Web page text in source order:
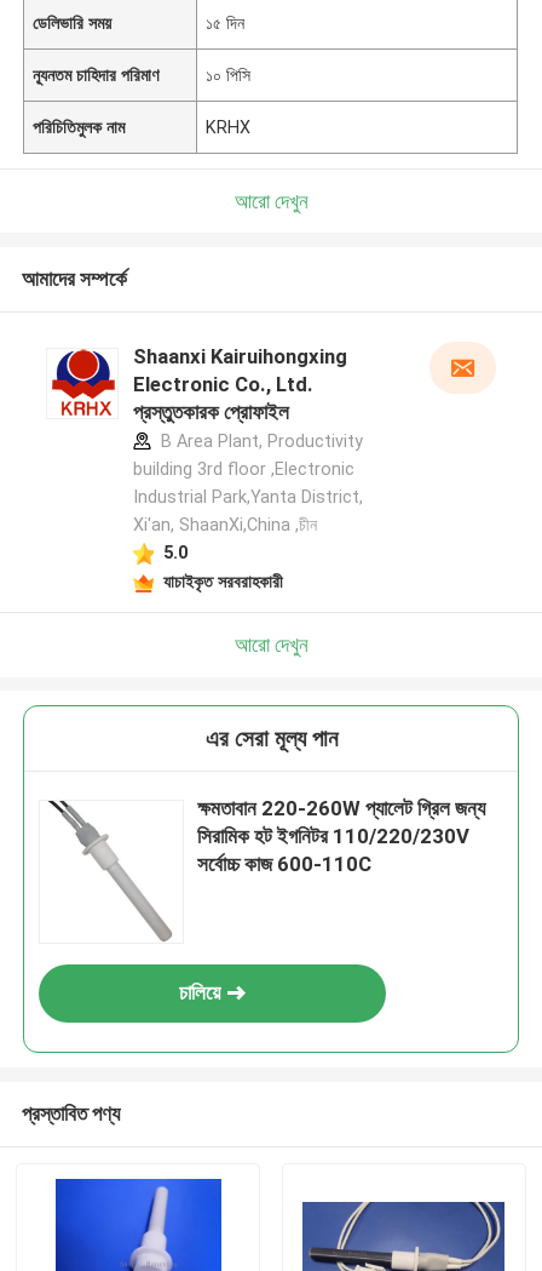
ডেলিভারি সময় ১৫ দিন
ন্যূনতম চাহিদার পরিমাণ ১০ পিসি
পরিচিতিমুলক নাম KRHX
আরো দেখুন
আমাদের সম্পর্কে
Shaanxi Kairuihongxing
Electronic Co., Ltd.
প্রস্তুতকারক প্রোফাইল
B Area Plant, Productivity
building 3rd floor ,Electronic
Industrial Park,Yanta District,
Xi'an, ShaanXi,China ,চীন
5.0
যাচাইকৃত সরবরাহকারী
আরো দেখুন
এর সেরা মূল্য পান
ক্ষমতাবান 220-260W প্যালেট গ্রিল জন্য
সিরামিক হট ইগনিটর 110/220/230V
সর্বোচ্চ কাজ 600-110C
চালিয়ে
প্রস্তাবিত পণ্য